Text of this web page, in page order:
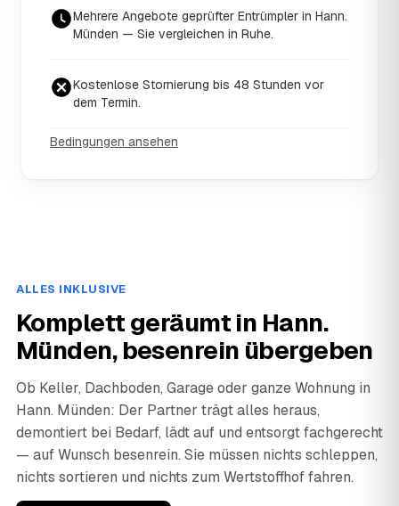
Mehrere Angebote geprüfter Entrümpler in Hann.
Münden — Sie vergleichen in Ruhe.
Kostenlose Stornierung bis 48 Stunden vor
dem Termin.
Bedingungen ansehen
ALLES INKLUSIVE
Komplett geräumt in Hann.
Münden, besenrein übergeben
Ob Keller, Dachboden, Garage oder ganze Wohnung in
Hann. Münden: Der Partner trägt alles heraus,
demontiert bei Bedarf, lädt auf und entsorgt fachgerecht
— auf Wunsch besenrein. Sie müssen nichts schleppen,
nichts sortieren und nichts zum Wertstoffhof fahren.